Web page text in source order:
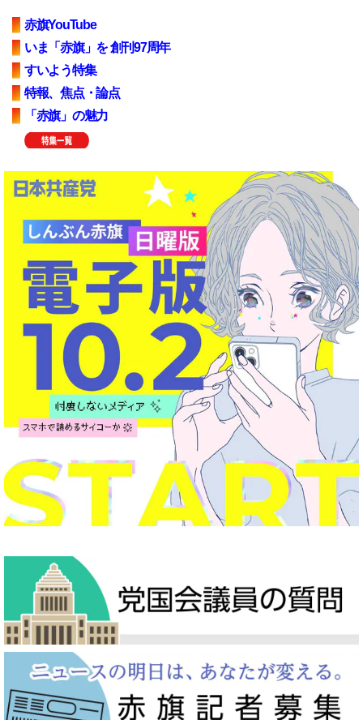
赤旗YouTube
いま「赤旗」を 創刊97周年
すいよう特集
特報、焦点・論点
「赤旗」の魅力